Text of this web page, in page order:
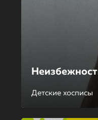
Детские хосписы